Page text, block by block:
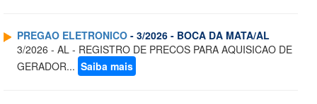
PREGAO ELETRONICO - 3/2026 - BOCA DA MATA/AL
3/2026 - AL - REGISTRO DE PRECOS PARA AQUISICAO DE
GERADOR... Saiba mais